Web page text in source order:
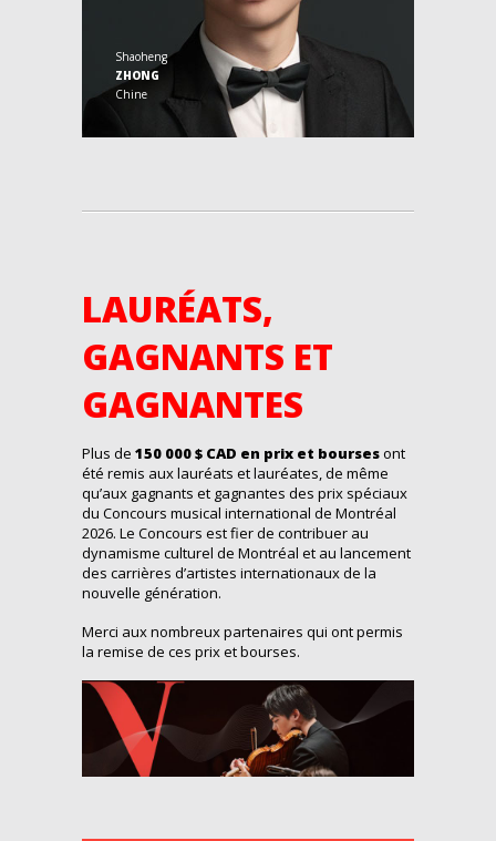
Shaoheng
ZHONG
Chine
LAURÉATS,
GAGNANTS ET
GAGNANTES
Plus de 150 000 $ CAD en prix et boursesont
été remis aux lauréats etlauréates, de même
qu’aux gagnants et gagnantes des prix spéciaux
du Concours musical international de Montréal
2026. Le Concours est fier de contribuer au
dynamisme culturel de Montréal et au lancement
des carrières d’artistes internationaux de la
nouvelle génération.
Merci aux nombreux partenaires qui ont permis
la remise de ces prix et bourses.